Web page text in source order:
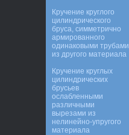
Кручение круглого
цилиндрического
бруса, симметрично
армированного
одинаковыми трубами
из другого материала
Кручение круглых
цилиндрических
брусьев
ослабленными
различными
вырезами из
нелинейно-упругого
материала